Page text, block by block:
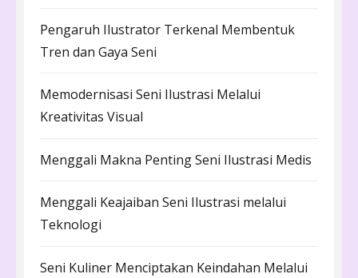
Pengaruh Ilustrator Terkenal Membentuk
Tren dan Gaya Seni
Memodernisasi Seni Ilustrasi Melalui
Kreativitas Visual
Menggali Makna Penting Seni Ilustrasi Medis
Menggali Keajaiban Seni Ilustrasi melalui
Teknologi
Seni Kuliner Menciptakan Keindahan Melalui